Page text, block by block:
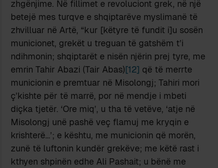
zhgënjime. Në fillimet e revoluciont grek, në një
betejë mes turqve e shqiptarëve myslimanë të
zhvilluar në Artë, “kur [këtyre të fundit i]u sosën
municionet, grekët u treguan të gatshëm t’i
ndihmonin; shqiptarët e nisën njërin prej tyre, me
emrin Tahir Abazi (Tair Abas)[12] që të merrte
municionin e premtuar në Misolongj; Tahiri mori
ç’kishte për të marrë, por në mendje i mbeti
diçka tjetër. ‘Ore miq’, u tha të vetëve, ‘atje në
Misolongj unë pashë veç flamuj me kryqin e
krishterë…’; e kështu, me municionin që morën,
zunë të luftonin kundër grekëve; me këtë rast i
kthyen shpinën edhe Ali Pashait; u bënë me